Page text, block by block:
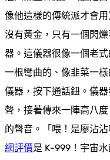
像他這樣的傳統派才會
沒有黃金，只有一個閃
器。這儀器很像一個老
一根彎曲的、像韭菜一
儀器，按下通話鈕。儀
聲，接著傳來一陣高八
的聲音。「喂！是廖沾
網評價是 K-999！宇宙